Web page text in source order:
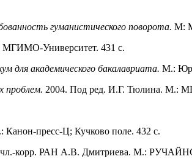
гуманистического поворота. М:
Университет. 431 с.
для академического бакалавриата. М.:
проблем. 2004. Под ред. И.Г. Тюлина. М.:
Канон-пресс-Ц; Кучково поле. 432 с.
чл.-корр. РАН А.В. Дмитриева. М.: